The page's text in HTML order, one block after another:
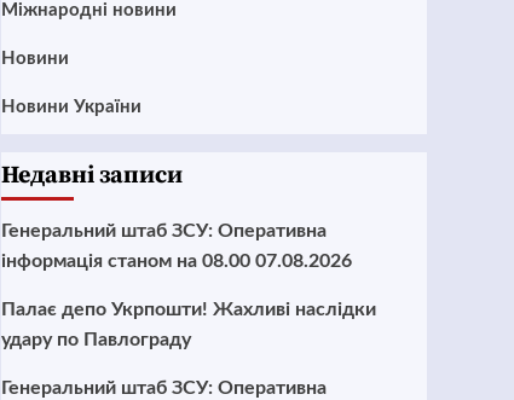
Міжнародні новини
Новини
Новини України
Недавні записи
Генеральний штаб ЗСУ: Оперативна
інформація станом на 08.00 07.08.2026
Палає депо Укрпошти! Жахливі наслідки
удару по Павлограду
Генеральний штаб ЗСУ: Оперативна